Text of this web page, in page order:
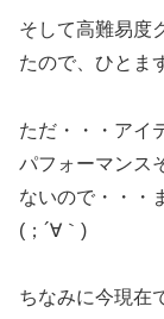
そして高難易度
たので、ひとま
ただ・・・アイ
パフォーマンス
ないので・・・
(；´∀｀)
ちなみに今現在